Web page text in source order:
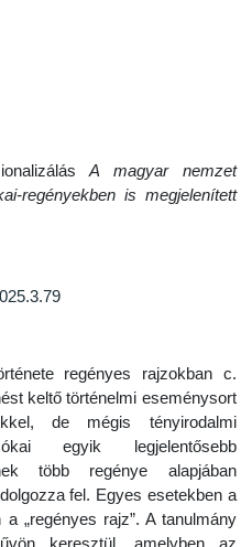
A magyar nemzet
regényekben is megjelenített
regényes rajzokban c.
keltő történelmi eseménysort
de mégis tényirodalmi
egyik legjelentősebb
több regénye alapjában
fel. Egyes esetekben a
„regényes rajz”. A tanulmány